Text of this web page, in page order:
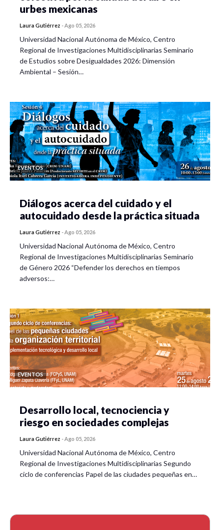
urbes mexicanas
Laura Gutiérrez -Ago 05, 2026
Universidad Nacional Autónoma de México, Centro
Regional de Investigaciones Multidisciplinarias Seminario
de Estudios sobre Desigualdades 2026: Dimensión
Ambiental – Sesión…
EVENTOS
Diálogos acerca del cuidado y el
autocuidado desde la práctica situada
Laura Gutiérrez -Ago 05, 2026
Universidad Nacional Autónoma de México, Centro
Regional de Investigaciones Multidisciplinarias Seminario
de Género 2026 “Defender los derechos en tiempos
adversos:…
EVENTOS
Desarrollo local, tecnociencia y
riesgo en sociedades complejas
Laura Gutiérrez -Ago 05, 2026
Universidad Nacional Autónoma de México, Centro
Regional de Investigaciones Multidisciplinarias Segundo
ciclo de conferencias Papel de las ciudades pequeñas en…